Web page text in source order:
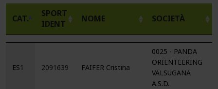
CAT.
SPORT
IDENT
NOME SOCIETÀ
ES1 2091639 FAIFER Cristina
0025 - PANDA
ORIENTEERING
VALSUGANA
A.S.D.